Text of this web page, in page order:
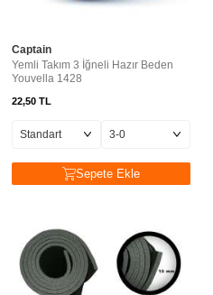
Captain
Yemli Takım 3 İğneli Hazır Beden
Youvella 1428
22,50 TL
Sepete Ekle